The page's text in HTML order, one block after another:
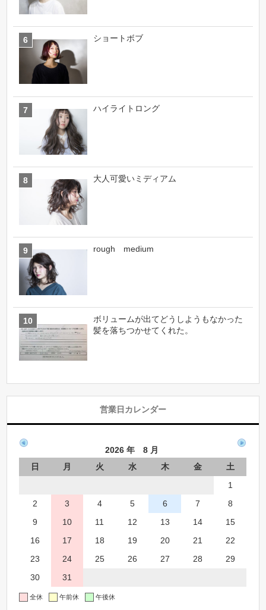
ショートボブ
ハイライトロング
大人可愛いミディアム
rough medium
ボリュームが出てどうしようもなかった
髪を落ちつかせてくれた。
営業日カレンダー
2026 年 8 月
日
月 火 水 木 金
土
1
2
3 4 5 6 7
8
9
10 11 12 13 14
15
16
17 18 19 20 21
22
23
24 25 26 27 28
29
30
31
全休 午前休 午後休